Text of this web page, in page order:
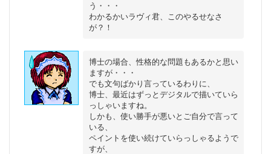
う・・・
わかるかいラヴィ君、このやるせなさ
博士の場合、性格的な問題もあるかと思い
ますが・・・
でも文句ばかり言っているわりに、
博士、最近はずっとデジタルで描いていら
っしゃいますね。
しかも、使い勝手が悪いとご自分で言って
いる、
ペイントを使い続けていらっしゃるようで
すが、